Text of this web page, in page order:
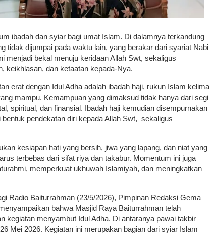
ibadah dan syiar bagi umat Islam. Di dalamnya terkandung
tidak dijumpai pada waktu lain, yang berakar dari syariat Nabi
menjadi bekal menuju keridaan Allah Swt, sekaligus
keikhlasan, dan ketaatan kepada-Nya.
erat dengan Idul Adha adalah ibadah haji, rukun Islam kelima
mampu. Kemampuan yang dimaksud tidak hanya dari segi
spiritual, dan finansial. Ibadah haji kemudian disempurnakan
pendekatan diri kepada Allah Swt, sekaligus
kesiapan hati yang bersih, jiwa yang lapang, dan niat yang
terbebas dari sifat riya dan takabur. Momentum ini juga
memperkuat ukhuwah Islamiyah, dan meningkatkan
Radio Baiturrahman (23/5/2026), Pimpinan Redaksi Gema
bahwa Masjid Raya Baiturrahman telah
kegiatan menyambut Idul Adha. Di antaranya pawai takbir
Mei 2026. Kegiatan ini merupakan bagian dari syiar Islam